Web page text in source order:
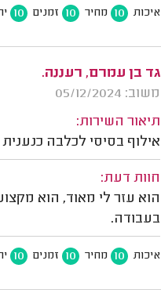
איכות 10 מחיר 10 זמנים 10
גד בן עמרם, רעננה.
משוב: 05/12/2024
תיאור השירות:
אילוף בסיסי לכלבה
חוות דעת:
הוא עזר לי מאוד, הוא
בעבודה.
איכות 10 מחיר 10 זמנים 10